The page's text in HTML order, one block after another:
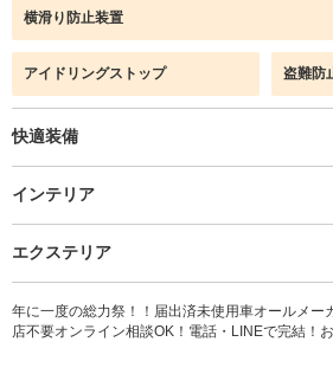
横滑り防止装置
アイドリングストップ 盗難防
快適装備
インテリア
エクステリア
年に一度の総力祭！！届出済未使用車オールメー
店不要オンライン相談OK！電話・LINEで完結！